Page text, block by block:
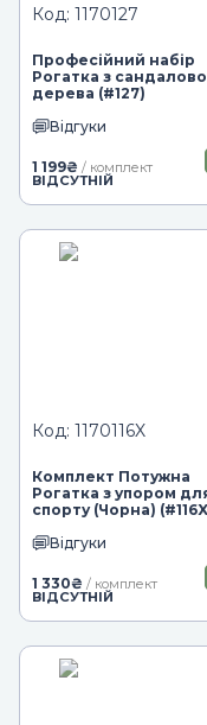
Код: 1170127
Професійний набір
Рогатка з
дерева (#127)
Відгуки
1 199₴ / комплект
ВІДСУТНІЙ
Код: 1170116X
Комплект Потужна
Рогатка з упором
спорту (Чорна)
Відгуки
1 330₴ / комплект
ВІДСУТНІЙ